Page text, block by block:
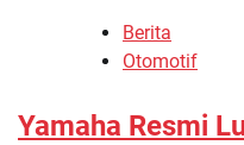
Berita
Otomotif
Yamaha Resmi